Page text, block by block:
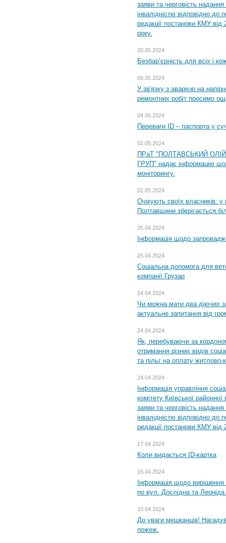
заяви та черговість надання
інвалідністю відповідно
редакції постанови КМУ від
року.
20.05.2024
Безбар’єрність для всіх і
09.05.2024
У зв'язку з аварією на
ремонтних робіт просимо
04.05.2024
Переваги ID – паспорта у
02.05.2024
ПРаТ "ПОЛТАВСЬКИЙ
ГРУП" надає інформацію
моніторингу.
02.05.2024
Очікують своїх власників: у
Полтавщини зберігається
25.04.2024
Інформація щодо
25.04.2024
Соціальна допомога для
компанії Грузар
24.04.2024
Чи можна мати два діючих
актуальне запитання від
24.04.2024
Як, перебуваючи за
отримання різних видів
та пільг на оплату
24.04.2024
Інформація управління
комітету Київської
заяви та черговість надання
інвалідністю відповідно
редакції постанови КМУ
17.04.2024
Коли видається ID-картка
15.04.2024
Інформація щодо
по вул. Дослідна та Леоніда
10.04.2024
До уваги мешканців!
пожеж.